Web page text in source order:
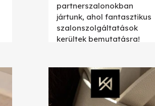
partnerszalonokban
jártunk, ahol fantasztikus
szalonszolgáltatások
kerültek bemutatásra!